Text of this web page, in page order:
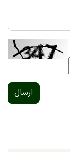
ارسال